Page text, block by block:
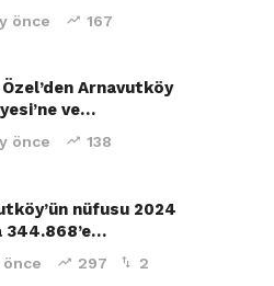
önce 167
Arnavutköy
ve…
önce 138
nüfusu 2024
344.868’e…
önce 297 2